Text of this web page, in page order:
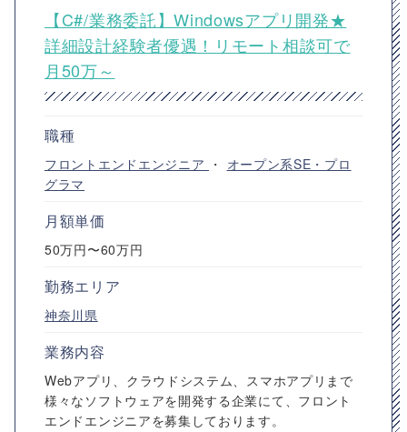
【C#/業務委託】Windowsアプリ開発★
詳細設計経験者優遇！リモート相談可で
月50万～
職種
フロントエンドエンジニア ・ オープン系SE・プロ
グラマ
月額単価
50万円〜60万円
勤務エリア
神奈川県
業務内容
Webアプリ、クラウドシステム、スマホアプリまで
様々なソフトウェアを開発する企業にて、フロント
エンドエンジニアを募集しております。